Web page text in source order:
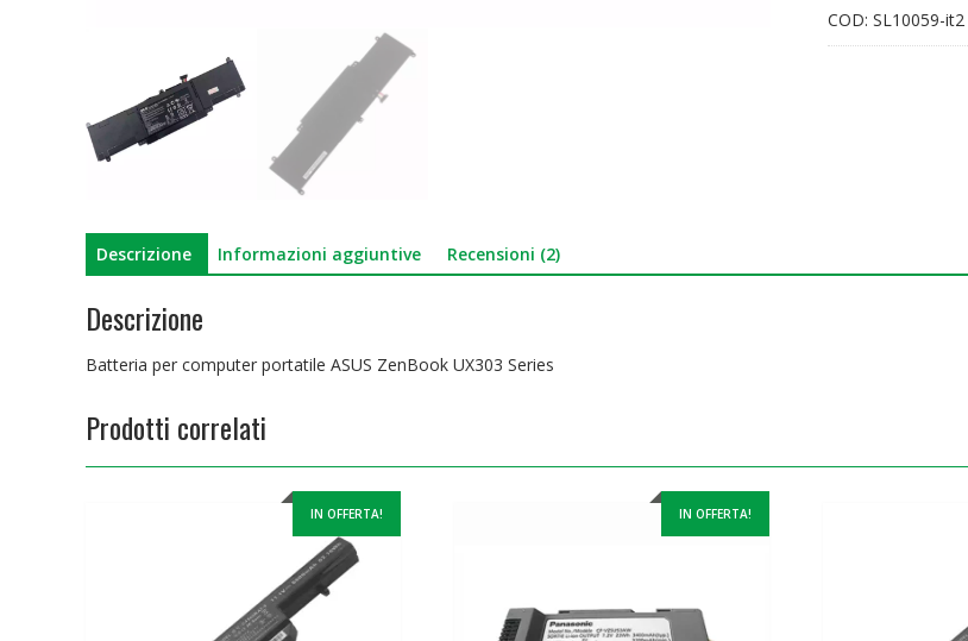
COD: SL10059-it2
Descrizione Informazioni aggiuntive Recensioni (2)
Descrizione
Batteria per computer portatile ASUS ZenBook UX303 Series
Prodotti correlati
IN OFFERTA! IN OFFERTA!